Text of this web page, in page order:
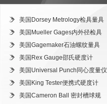
美国Dorsey Metrology检具量具
美国Mueller Gages内外径检具
美国Gagemaker石油螺纹量具
美国Rex Gauge邵氏硬度计
美国Universal Punch同心度量仪
美国King Tester便携式硬度计
美国Cameron Ball 密封槽球规